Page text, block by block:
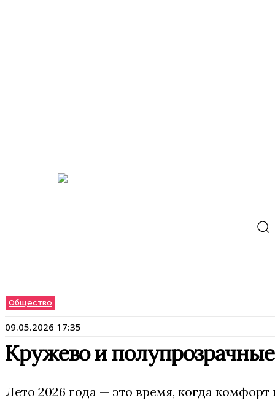
Общество
09.05.2026 17:35
Кружево и
Лето 2026 года — это время, когда